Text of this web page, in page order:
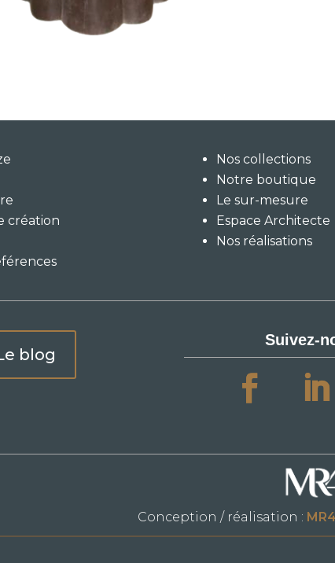
création
Nos collections
Notre boutique
Le sur-mesure
Espace Architecte
Nos réalisations
blog
Suivez-
Conception / réalisation :